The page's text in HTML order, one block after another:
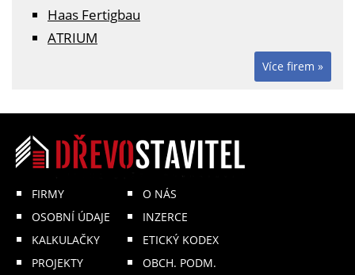
Haas Fertigbau
ATRIUM
Více firem »
FIRMY
OSOBNÍ ÚDAJE
KALKULAČKY
PROJEKTY
O NÁS
INZERCE
ETICKÝ KODEX
OBCH. PODM.